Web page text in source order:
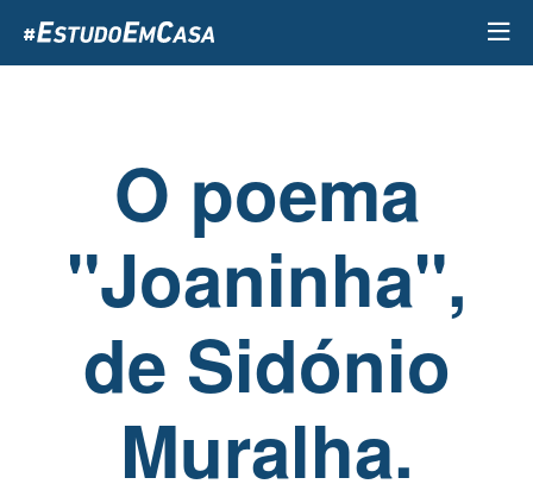
para
o
O poema
"Joaninha",
de Sidónio
Muralha.